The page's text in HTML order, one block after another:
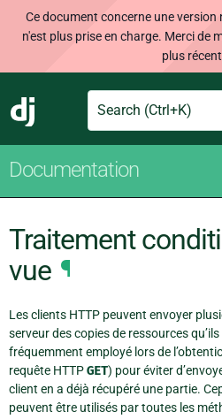
Ce document concerne une version
n'est plus prise en charge. Merci de
plus
Django
Search
Documentation
Traitement
vue ¶
Les clients HTTP peuvent envoyer
serveur des copies de ressources
fréquemment employé lors de
requête HTTPGET) pour éviter
client en a déjà récupéré une partie.
peuvent être utilisés par toutes les